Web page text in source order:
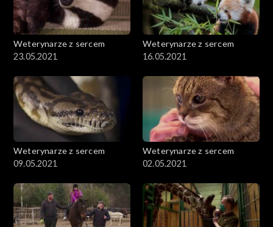
Weterynarze z sercem
23.05.2021
Weterynarze z sercem
16.05.2021
Weterynarze z sercem
09.05.2021
Weterynarze z sercem
02.05.2021